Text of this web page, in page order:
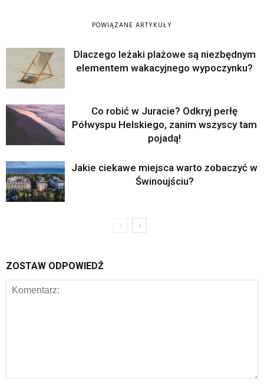
POWIĄZANE ARTYKUŁY
Dlaczego leżaki plażowe są niezbędnym
elementem wakacyjnego wypoczynku?
Co robić w Juracie? Odkryj perłę
Półwyspu Helskiego, zanim wszyscy tam
pojadą!
Jakie ciekawe miejsca warto zobaczyć w
Świnoujściu?
ZOSTAW ODPOWIEDŹ